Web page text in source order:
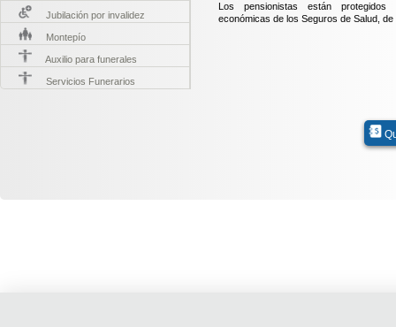
Jubilación por invalidez
Montepío
Auxilio para funerales
Servicios Funerarios
Los pensionistas están
económicas de los Seguros de Salud,